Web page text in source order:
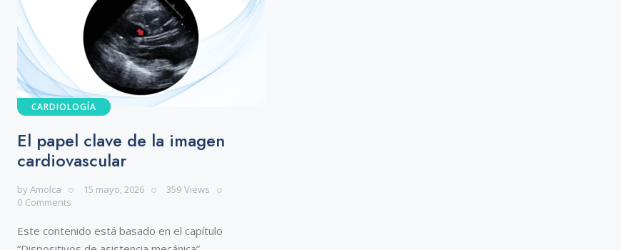
CARDIOLOGÍA
El papel clave de la imagen
cardiovascular
byAmolca 15 mayo, 2026 359 Views
0 Comments
Este contenido está basado en el capítulo